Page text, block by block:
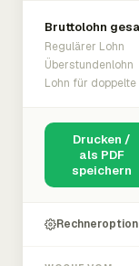
Bruttolohn
Regulärer Lohn
Überstundenlohn
Lohn für
Drucken /
als PDF
speichern